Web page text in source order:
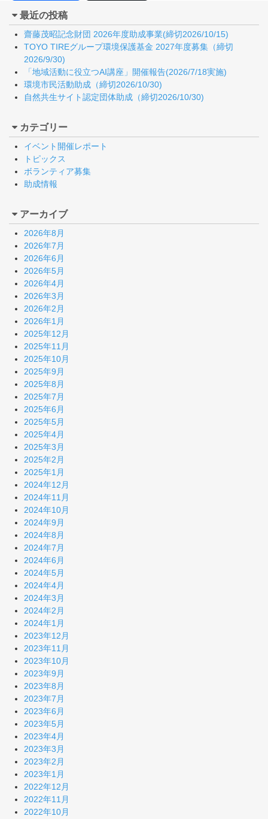
最近の投稿
齋藤茂昭記念財団 2026年度助成事業(締切2026/10/15)
TOYO TIREグループ環境保護基金 2027年度募集（締切
2026/9/30)
「地域活動に役立つAI講座」開催報告(2026/7/18実施)
環境市民活動助成（締切2026/10/30)
自然共生サイト認定団体助成（締切2026/10/30)
カテゴリー
イベント開催レポート
トピックス
ボランティア募集
助成情報
アーカイブ
2026年8月
2026年7月
2026年6月
2026年5月
2026年4月
2026年3月
2026年2月
2026年1月
2025年12月
2025年11月
2025年10月
2025年9月
2025年8月
2025年7月
2025年6月
2025年5月
2025年4月
2025年3月
2025年2月
2025年1月
2024年12月
2024年11月
2024年10月
2024年9月
2024年8月
2024年7月
2024年6月
2024年5月
2024年4月
2024年3月
2024年2月
2024年1月
2023年12月
2023年11月
2023年10月
2023年9月
2023年8月
2023年7月
2023年6月
2023年5月
2023年4月
2023年3月
2023年2月
2023年1月
2022年12月
2022年11月
2022年10月